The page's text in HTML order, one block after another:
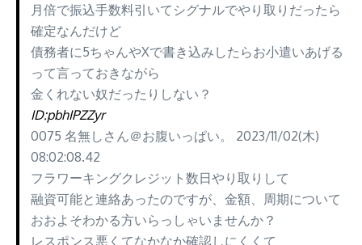
月倍で振込手数料引いてシグナルでやり取りだったら
確定なんだけど
債務者に5ちゃんやXで書き込みしたらお小遣いあげる
って言っておきながら
金くれない奴だったりしない？
ID:pbhIPZZyr
0075 名無しさん＠お腹いっぱい。 2023/11/02(木)
08:02:08.42
フラワーキングクレジット数日やり取りして
融資可能と連絡あったのですが、金額、周期について
おおよそわかる方いらっしゃいませんか？
レスポンス悪くてなかなか確認しにくくて